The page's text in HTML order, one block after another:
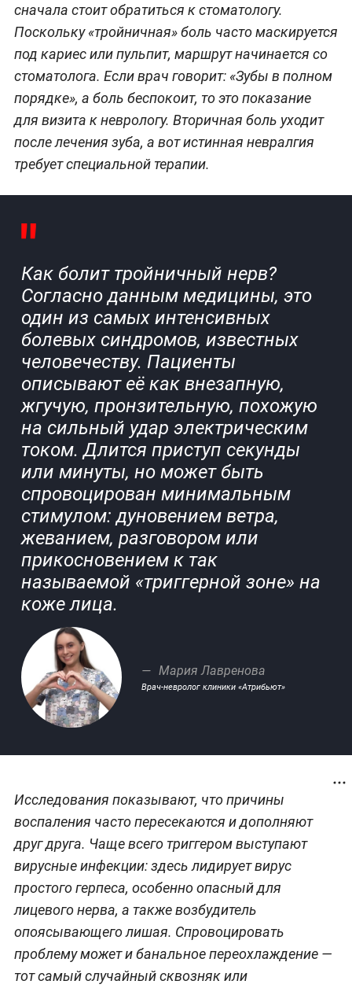
сначала стоит обратиться к стоматологу.
Поскольку «тройничная» боль часто маскируется
под кариес или пульпит, маршрут начинается со
стоматолога. Если врач говорит: «Зубы в полном
порядке», а боль беспокоит, то это показание
для визита к неврологу. Вторичная боль уходит
после лечения зуба, а вот истинная невралгия
требует специальной терапии.
Как болит тройничный нерв?
Согласно данным медицины, это
один из самых интенсивных
болевых синдромов, известных
человечеству. Пациенты
описывают её как внезапную,
жгучую, пронзительную, похожую
на сильный удар электрическим
током. Длится приступ секунды
или минуты, но может быть
спровоцирован минимальным
стимулом: дуновением ветра,
жеванием, разговором или
прикосновением к так
называемой «триггерной зоне» на
коже лица.
Мария Лавренова
Врач-невролог клиники «Атрибьют»
Исследования показывают, что причины
воспаления часто пересекаются и дополняют
друг друга. Чаще всего триггером выступают
вирусные инфекции: здесь лидирует вирус
простого герпеса, особенно опасный для
лицевого нерва, а также возбудитель
опоясывающего лишая. Спровоцировать
проблему может и банальное переохлаждение —
тот самый случайный сквозняк или